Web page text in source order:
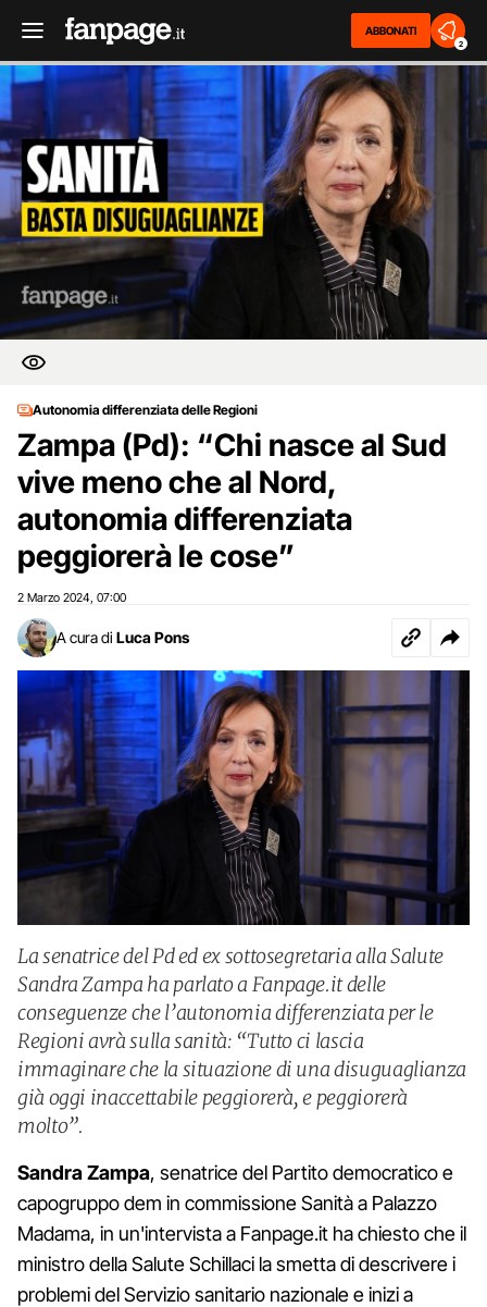
ABBONATI
2
Autonomia differenziata delle Regioni
Zampa (Pd): “Chi nasce al Sud
vive meno che al Nord,
autonomia differenziata
peggiorerà le cose”
2 Marzo 2024 07:00
A cura di Luca Pons
La senatrice del Pd ed ex sottosegretaria alla Salute
Sandra Zampa ha parlato a Fanpage.it delle
conseguenze che l’autonomia differenziata per le
Regioni avrà sulla sanità: “Tutto ci lascia
immaginare che la situazione di una disuguaglianza
già oggi inaccettabile peggiorerà, e peggiorerà
molto”.
Sandra Zampa, senatrice del Partito democratico e
capogruppo dem in commissione Sanità a Palazzo
Madama, in un'intervista a Fanpage.it ha chiesto che il
ministro della Salute Schillaci la smetta di descrivere i
problemi del Servizio sanitario nazionale e inizi a